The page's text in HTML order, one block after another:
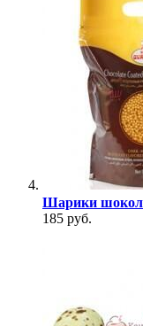
Шарики
185 руб.